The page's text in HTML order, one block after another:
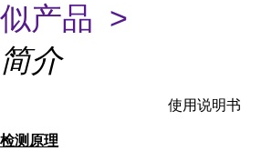
似产品 >
简介
使用说明书
检测原理